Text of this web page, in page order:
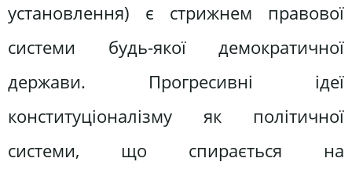
установлення) є стрижнем правової
системи будь-якої демократичної
держави. Прогресивні ідеї
конституціоналізму як політичної
системи, що спирається на